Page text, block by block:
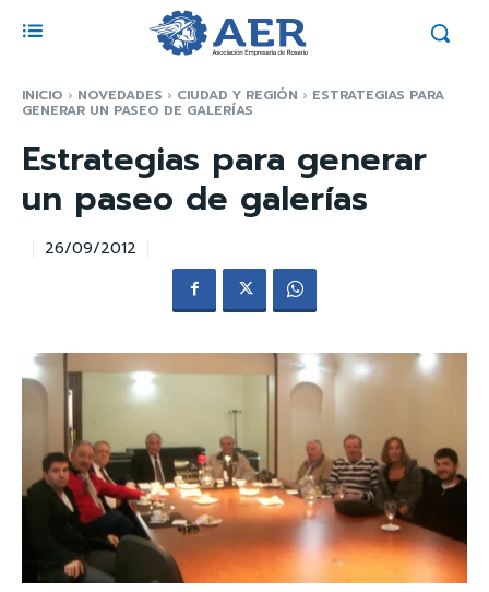
INICIO NOVEDADES CIUDAD Y REGIÓN ESTRATEGIAS PARA
GENERAR UN PASEO DE GALERÍAS
Estrategias para generar
un paseo de galerías
26/09/2012